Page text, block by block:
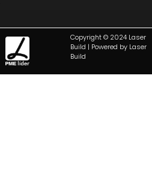
Copyright © 2024 Laser
Build | Powered by Laser
Build